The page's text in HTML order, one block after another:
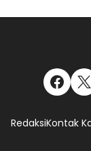
RedaksiKontak